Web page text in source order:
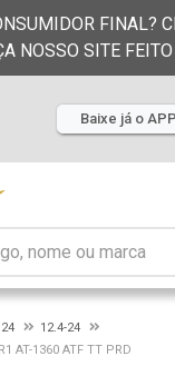
FINAL?
NOSSO SITE
Baixe já o
12.4-24
AT-1360 ATF TT PRD